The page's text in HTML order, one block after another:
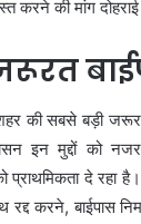
करने की मांग
की सबसे बड़ी
इन मुद्दों को
प्राथमिकता दे रहा
रद्द करने, बाईपास